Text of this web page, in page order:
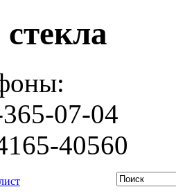
07-04
40560